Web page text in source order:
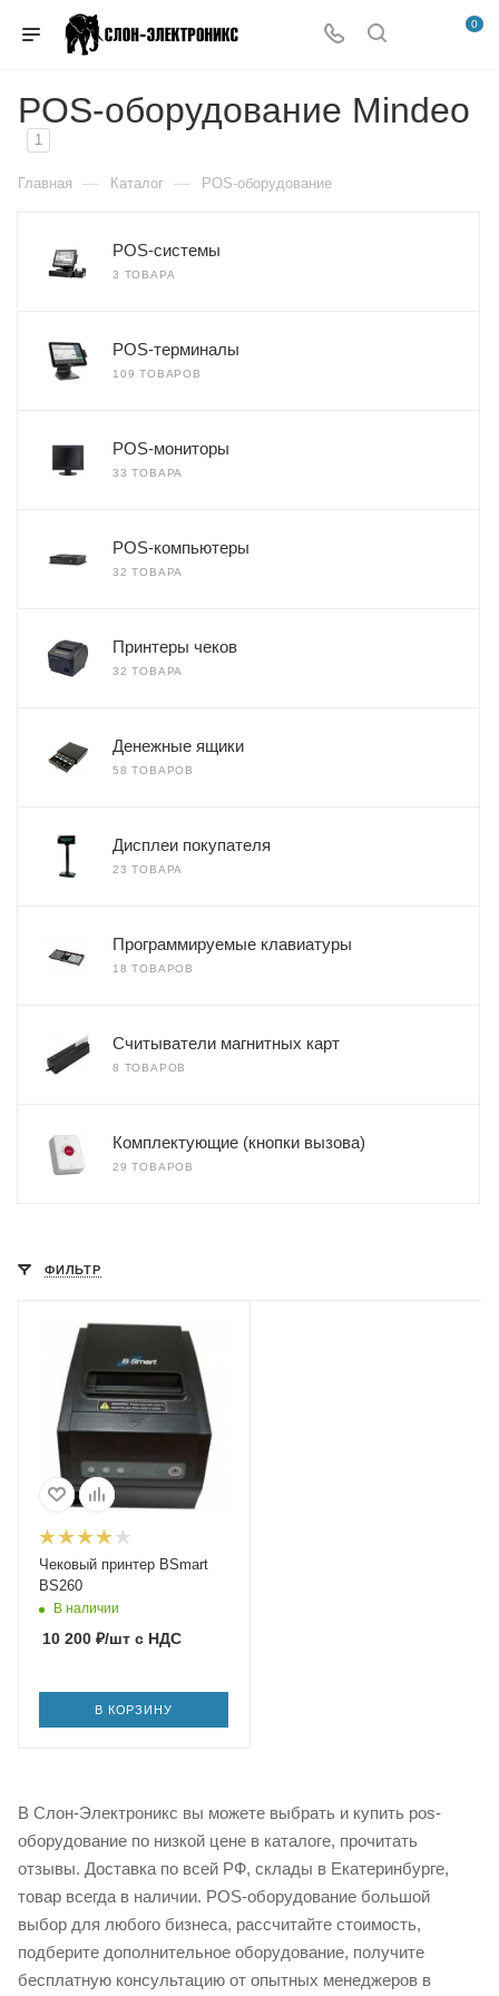
0
POS-оборудование Mindeo
1
Главная — Каталог — POS-оборудование
POS-системы
3 ТОВАРА
POS-терминалы
109 ТОВАРОВ
POS-мониторы
33 ТОВАРА
POS-компьютеры
32 ТОВАРА
Принтеры чеков
32 ТОВАРА
Денежные ящики
58 ТОВАРОВ
Дисплеи покупателя
23 ТОВАРА
Программируемые клавиатуры
18 ТОВАРОВ
Считыватели магнитных карт
8 ТОВАРОВ
Комплектующие (кнопки вызова)
29 ТОВАРОВ
ФИЛЬТР
Чековый принтер BSmart
BS260
В наличии
10 200 ₽/шт с НДС
В КОРЗИНУ
В Слон-Электроникс вы можете выбрать и купить pos-
оборудование по низкой цене в каталоге, прочитать
отзывы. Доставка по всей РФ, склады в Екатеринбурге,
товар всегда в наличии. POS-оборудование большой
выбор для любого бизнеса, рассчитайте стоимость,
подберите дополнительное оборудование, получите
бесплатную консультацию от опытных менеджеров в